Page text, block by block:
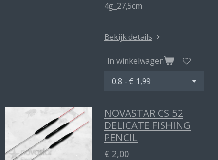
4g_27,5cm
Bekijk details
In winkelwagen
NOVASTAR CS 52
DELICATE FISHING
PENCIL
€ 2,00